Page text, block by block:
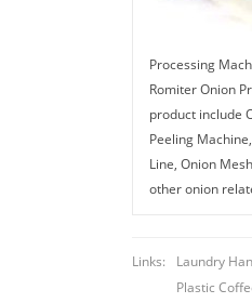
Processing
Romiter Onion
product include
Peeling
Line, Onion
other onion
Links: Laundry
Plastic